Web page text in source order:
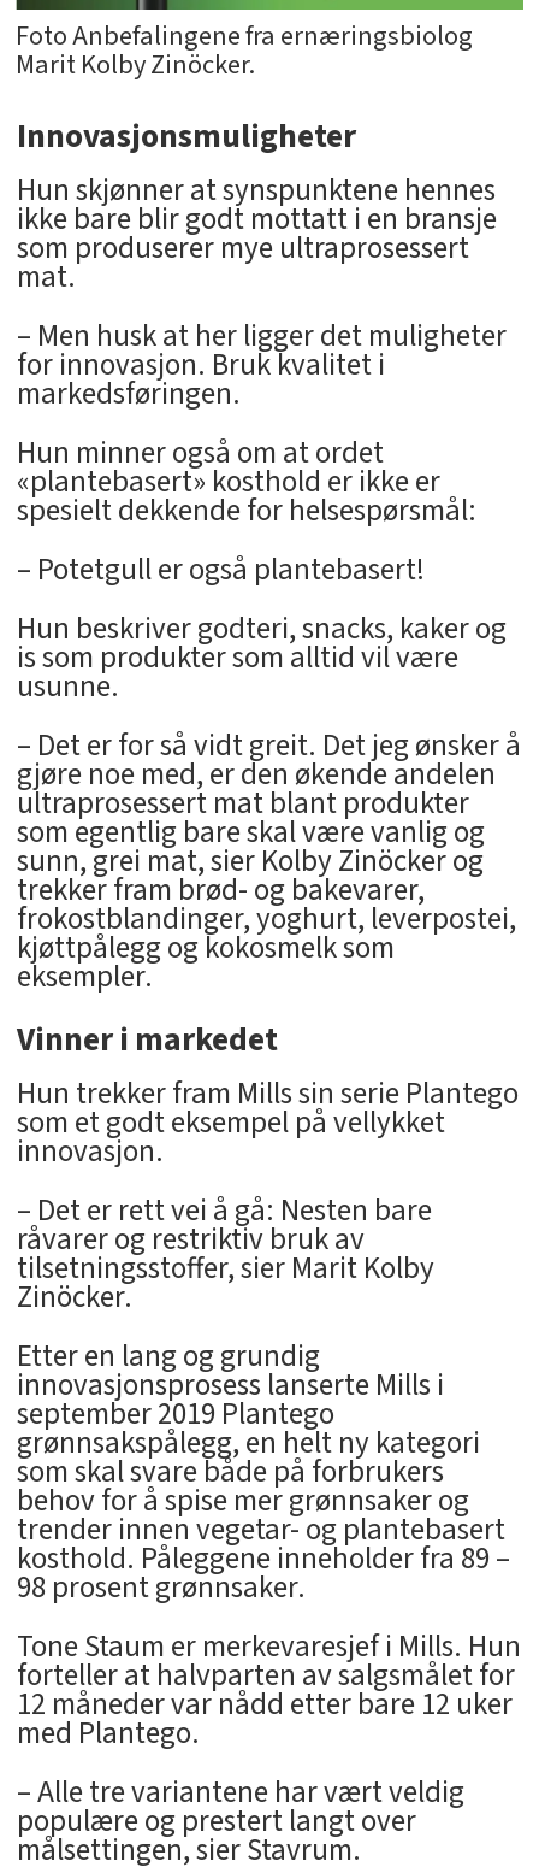
Foto Anbefalingene fra ­ernæringsbiolog
Marit Kolby Zinöcker.
Innovasjonsmuligheter
Hun skjønner at synspunktene hennes
ikke bare blir godt mottatt i en bransje
som produserer mye ultraprosessert
mat.
– Men husk at her ligger det muligheter
for innovasjon. Bruk kvalitet i
markedsføringen.
Hun minner også om at ordet
«plantebasert» kosthold er ikke er
spesielt dekkende for helsespørsmål:
– Potetgull er også plantebasert!
Hun beskriver godteri, snacks, kaker og
is som produkter som alltid vil være
usunne.
– Det er for så vidt greit. Det jeg ønsker å
gjøre noe med, er den økende andelen
ultraprosessert mat blant produkter
som egentlig bare skal være vanlig og
sunn, grei mat, sier Kolby Zinöcker og
trekker fram brød- og bakevarer,
frokostblandinger, yoghurt, leverpostei,
kjøttpålegg og kokosmelk som
eksempler.
Vinner i markedet
Hun trekker fram Mills sin serie Plantego
som et godt eksempel på vellykket
innovasjon.
– Det er rett vei å gå: Nesten bare
råvarer og restriktiv bruk av
tilsetningsstoffer, sier Marit Kolby
Zinöcker.
Etter en lang og grundig
innovasjonsprosess lanserte Mills i
september 2019 Plantego
grønnsakspålegg, en helt ny kategori
som skal svare både på forbrukers
behov for å spise mer grønnsaker og
trender innen vegetar- og plantebasert
kosthold. Påleggene inneholder fra 89 –
98 prosent grønnsaker.
Tone Staum er merkevaresjef i Mills. Hun
forteller at halvparten av salgsmålet for
12 måneder var nådd etter bare 12 uker
med Plantego.
– Alle tre variantene har vært veldig
populære og prestert langt over
målsettingen, sier Stavrum.